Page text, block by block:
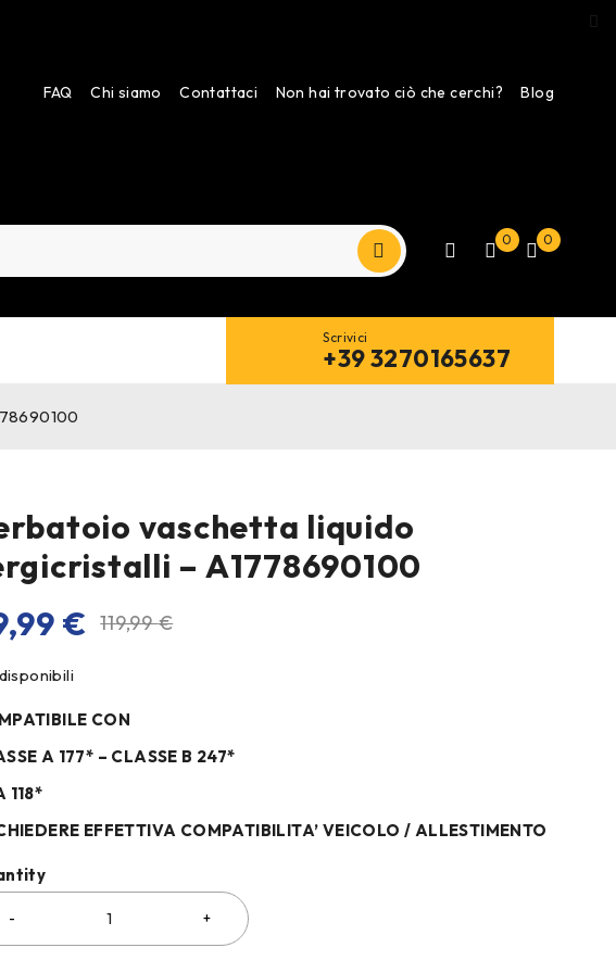
FAQ Chi siamo Contattaci Non hai trovato ciò che cerchi? Blog
0 0
Scrivici
+39 3270165637
vaschetta liquido
– A1778690100
119,99€
€
CON
A 177* – CLASSE B 247*
118*
EFFETTIVA COMPATIBILITA’ VEICOLO / ALLESTIMENTO